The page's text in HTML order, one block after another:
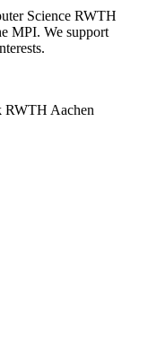
Science RWTH
MPI. We support
RWTH Aachen